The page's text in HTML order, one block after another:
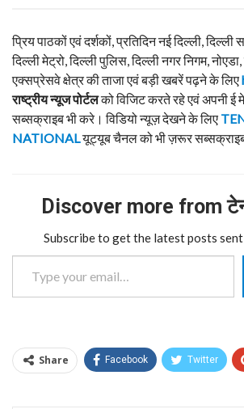
प्रिय पाठकों एवं दर्शकों, प्रतिदिन नई दिल्ली, दिल्ली
दिल्ली मेट्रो, दिल्ली पुलिस, दिल्ली नगर निगम,
एक्सप्रेसवे क्षेत्र की ताजा एवं बड़ी खबरें पढ़ने के लिए
राष्ट्रीय न्यूज पोर्टलको विजिट करते रहे एवं अपनी ई
सब्सक्राइब भी करे। विडियो न्यूज़ देखने के लिए
NATIONALयूट्यूब चैनल को भी ज़रूर
Discover more from टेन
Subscribe to get the latest posts
Type your email…
Share Facebook Twitter